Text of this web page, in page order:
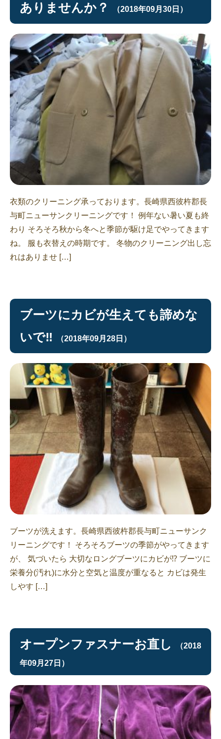
ありませんか？
（2018年09月30日）
衣類のクリーニング承っております。長崎県西彼杵郡長
与町ニューサンクリーニングです！ 例年ない暑い夏も終
わり そろそろ秋から冬へと季節が駆け足でやってきます
ね。 服も衣替えの時期です。 冬物のクリーニング出し忘
れはありませ […]
ブーツにカビが生えても諦めな
いで‼︎
（2018年09月28日）
ブーツが洗えます。長崎県西彼杵郡長与町ニューサンク
リーニングです！ そろそろブーツの季節がやってきます
が、 気づいたら 大切なロングブーツにカビが⁉︎ ブーツに
栄養分(汚れ)に水分と空気と温度が重なると カビは発生
しやす […]
オープンファスナーお直し （2018
年09月27日）